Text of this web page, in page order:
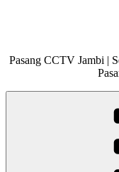
Pasang CCTV Jambi |